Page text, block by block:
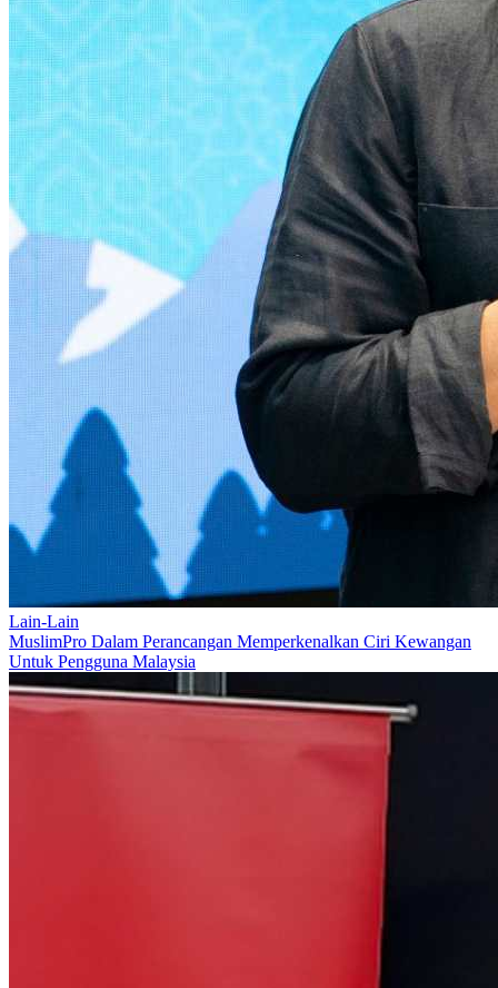
Lain-Lain
MuslimPro Dalam Perancangan Memperkenalkan Ciri Kewangan
Untuk Pengguna Malaysia